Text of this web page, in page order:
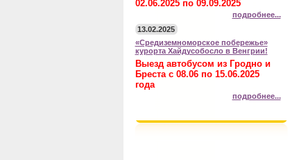
02.06.2025 по 09.09.2025
подробнее...
13.02.2025
«Средиземноморское побережье»
курорта Хайдусобосло в Венгрии!
Выезд автобусом из Гродно и
Бреста с 08.06 по 15.06.2025
года
подробнее...